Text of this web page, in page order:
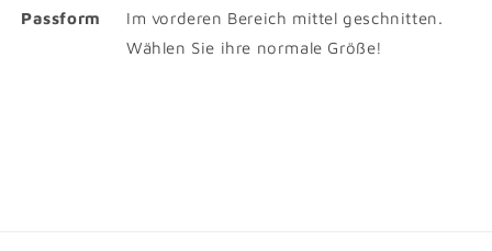
Passform
Im vorderen Bereich mittel geschnitten.
Wählen Sie ihre normale Größe!